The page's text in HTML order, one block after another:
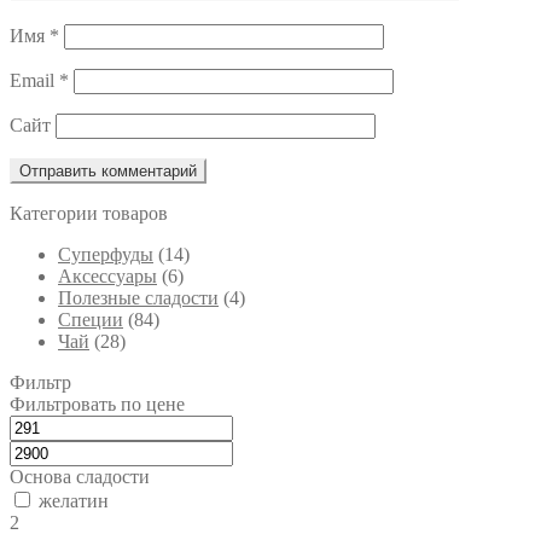
Имя *
Email *
Сайт
Категории товаров
Cуперфуды (14)
Аксессуары (6)
Полезные сладости (4)
Специи (84)
Чай (28)
Фильтр
Фильтровать по цене
Основа сладости
желатин
2